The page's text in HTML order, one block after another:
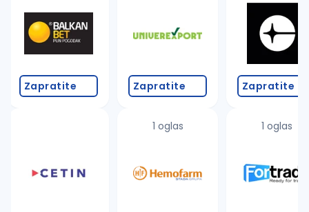
Zapratite Zapratite
1 oglas
Zapratite
1 oglas